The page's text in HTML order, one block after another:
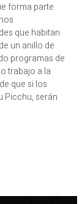
forma parte
que habitan
un anillo de
programas de
trabajo a la
que si los
Picchu, serán